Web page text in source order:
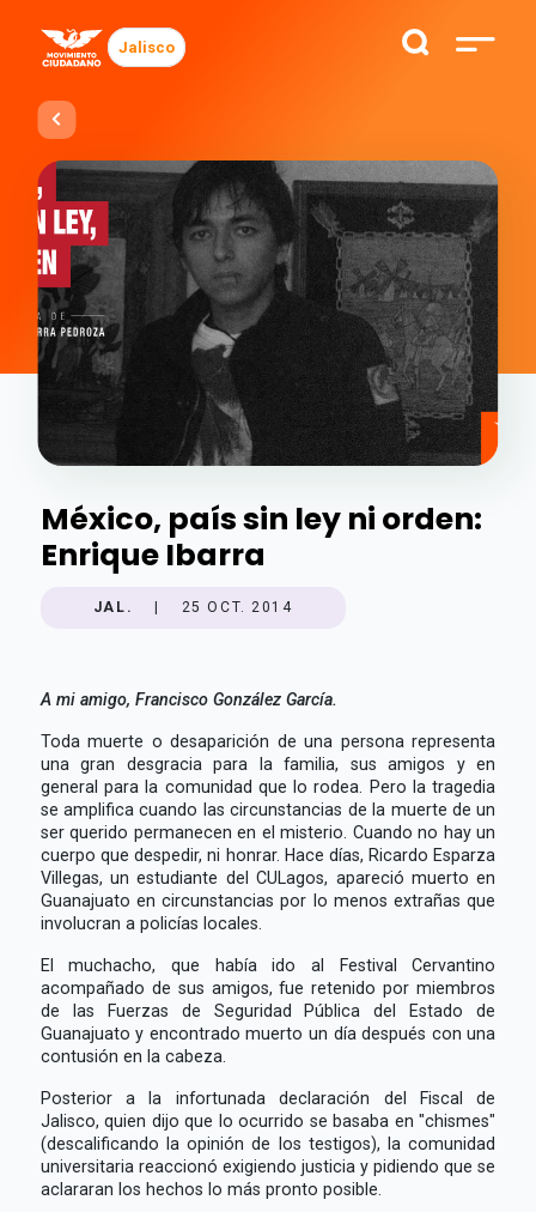
Jalisco
México, país sin ley ni orden:
Enrique Ibarra
JAL. 25 OCT. 2014
A mi amigo, Francisco González García.
Toda muerte o desaparición de una persona representa
una gran desgracia para la familia, sus amigos y en
general para la comunidad que lo rodea. Pero la tragedia
se amplifica cuando las circunstancias de la muerte de un
ser querido permanecen en el misterio. Cuando no hay un
cuerpo que despedir, ni honrar. Hace días, Ricardo Esparza
Villegas, un estudiante del CULagos, apareció muerto en
Guanajuato en circunstancias por lo menos extrañas que
involucran a policías locales.
El muchacho, que había ido al Festival Cervantino
acompañado de sus amigos, fue retenido por miembros
de las Fuerzas de Seguridad Pública del Estado de
Guanajuato y encontrado muerto un día después con una
contusión en la cabeza.
Posterior a la infortunada declaración del Fiscal de
Jalisco, quien dijo que lo ocurrido se basaba en "chismes"
(descalificando la opinión de los testigos), la comunidad
universitaria reaccionó exigiendo justicia y pidiendo que se
aclararan los hechos lo más pronto posible.